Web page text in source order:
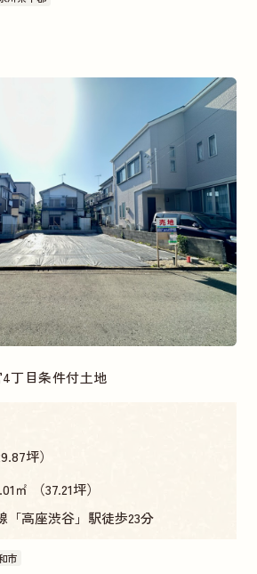
4丁目条件付土地
坪）
㎡ （37.21坪）
「高座渋谷」駅徒歩23分
市